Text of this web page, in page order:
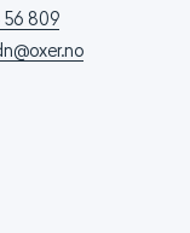
56 809